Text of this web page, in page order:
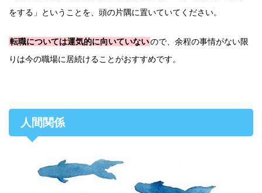
をする」ということを、頭の片隅に置いていてください。
転職については運気的に向いていないので、余程の事情がない限
りは今の職場に居続けることがおすすめです。
人間関係